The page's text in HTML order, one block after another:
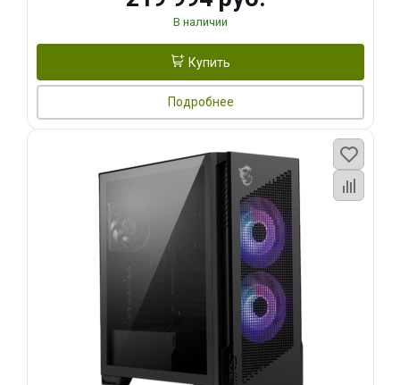
В наличии
Купить
Подробнее